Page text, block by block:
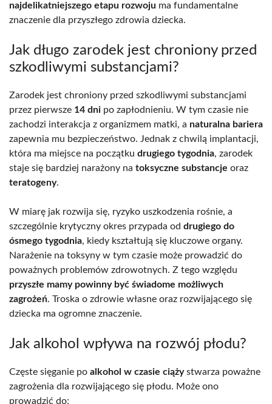
najdelikatniejszego etapu rozwoju ma fundamentalne
znaczenie dla przyszłego zdrowia dziecka.
Jak długo zarodek jest chroniony przed
szkodliwymi substancjami?
Zarodek jest chroniony przed szkodliwymi substancjami
przez pierwsze 14 dni po zapłodnieniu. W tym czasie nie
zachodzi interakcja z organizmem matki, a naturalna bariera
zapewnia mu bezpieczeństwo. Jednak z chwilą implantacji,
która ma miejsce na początku drugiego tygodnia, zarodek
staje się bardziej narażony na toksyczne substancje oraz
teratogeny.
W miarę jak rozwija się, ryzyko uszkodzenia rośnie, a
szczególnie krytyczny okres przypada od drugiego do
ósmego tygodnia, kiedy kształtują się kluczowe organy.
Narażenie na toksyny w tym czasie może prowadzić do
poważnych problemów zdrowotnych. Z tego względu
przyszłe mamy powinny być świadome możliwych
zagrożeń. Troska o zdrowie własne oraz rozwijającego się
dziecka ma ogromne znaczenie.
Jak alkohol wpływa na rozwój płodu?
Częste sięganie po alkohol w czasie ciążystwarza poważne
zagrożenia dla rozwijającego się płodu. Może ono
prowadzić do: